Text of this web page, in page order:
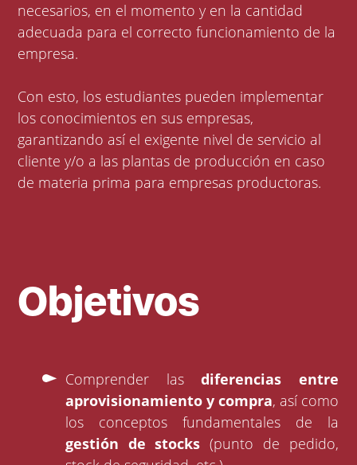
necesarios, en el momento y en la cantidad
adecuada para el correcto funcionamiento de la
empresa.
Con esto, los estudiantes pueden implementar
los conocimientos en sus empresas,
garantizando así el exigente nivel de servicio al
cliente y/o a las plantas de producción en caso
de materia prima para empresas productoras.
Objetivos
Comprender lasdiferencias entre
aprovisionamiento y compra, así como
los conceptos fundamentales de la
gestión de stocks (punto de pedido,